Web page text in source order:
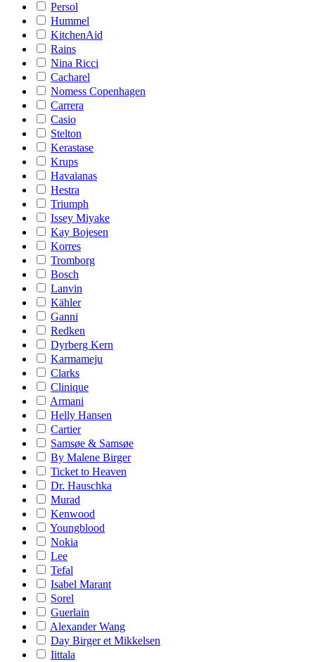
Persol
Hummel
KitchenAid
Rains
Nina Ricci
Cacharel
Nomess Copenhagen
Carrera
Casio
Stelton
Kerastase
Krups
Havaianas
Hestra
Triumph
Issey Miyake
Kay Bojesen
Korres
Tromborg
Bosch
Lanvin
Kähler
Ganni
Redken
Dyrberg Kern
Karmameju
Clarks
Clinique
Armani
Helly Hansen
Cartier
Samsøe & Samsøe
By Malene Birger
Ticket to Heaven
Dr. Hauschka
Murad
Kenwood
Youngblood
Nokia
Lee
Tefal
Isabel Marant
Sorel
Guerlain
Alexander Wang
Day Birger et Mikkelsen
Iittala